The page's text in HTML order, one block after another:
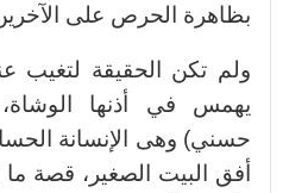
بظاهرة الحرص على
ولم تكن الحقيقة لتغيب
يهمس في أذنها
حسني) وهى الإنسانة
أفق البيت الصغير، قصة